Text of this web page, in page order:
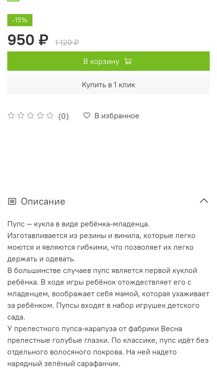
(0) В избранное
-15%
950 ₽
1 120 ₽
В корзину
Купить в 1 клик
Описание
Пупс — кукла в виде ребёнка-младенца.
Изготавливается из резины и винила, которые легко
моются и являются гибкими, что позволяет их легко
держать и одевать.
В большинстве случаев пупс является первой куклой
ребёнка. В ходе игры ребёнок отождествляет его с
младенцем, воображает себя мамой, которая ухаживает
за ребёнком. Пупсы входят в набор игрушек детского
сада.
У прелестного пупса-карапуза от фабрики Весна
прелестные голубые глазки. По классике, пупс идёт без
отдельного волосяного покрова. На ней надето
нарядный зелёный сарафанчик.